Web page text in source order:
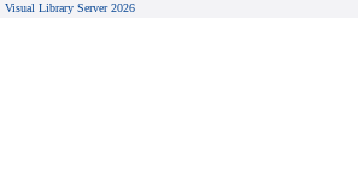
Visual Library Server 2026